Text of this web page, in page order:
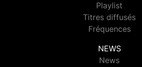
Playlist
Titres diffusés
Fréquences
NEWS
News